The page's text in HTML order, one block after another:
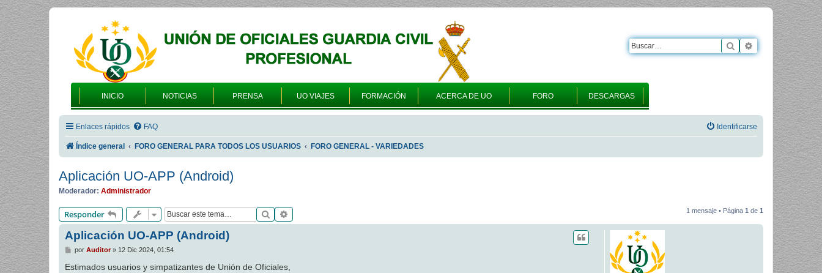
INICIO NOTICIAS PRENSA UO VIAJES FORMACIÓN ACERCA DE UO FORO DESCARGAS
Buscar Búsqueda
Enlaces rápidos FAQ Identificarse
Índice general FORO GENERAL PARA TODOS LOS USUARIOS FORO GENERAL - VARIEDADES
Aplicación UO-APP (Android)
Moderador: Administrador
Responder Buscar 1 mensaje • Página 1 de 1
Aplicación UO-APP (Android)
M
n
por Auditor» 12 Dic 2024, 01:54
Estimados usuarios y simpatizantes de Unión de Oficiales,